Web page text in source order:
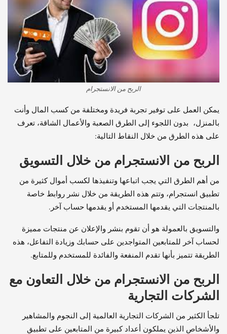
الربح من الانستجرام
يمكن العمل على توفير تجربة فريدة ومختلفة من كسب المال وأنت
بالمنزل، بدون اللجوء إلى الطرق الصعبة والأعمال الشاقة، تعرف
على هذه الطرق من خلال النقاط التالية:
الربح من الانستجرام من خلال التسويق
من أهم الطرق التي يجب اتباعها وتنفيذها لكسب أموال كثيرة من
تطبيق انستجرام، وتتم هذه الطريقة من خلال نشر روابط خاصة
بالمنتجات التي يقدمها المستخدم أو يقدمها حساب آخر.
والتسويق بالعمولة هو أن تقوم بنشر والإعلان عن منتجات مميزة
لحساب آخر للمتابعين المتواجدين على حسابك وزيادة التفاعل، هذه
الطريقة تتميز بأنها تقدم المنفعة والفائدة للمستخدم وللمتابع.
الربح من الانستجرام من خلال التعاون مع
الشركات التجارية
تلجأ الكثير من الشركات التجارية العالمية إلى النجوم والمشاهير
والأشخاص الذين يملكون أعداد كبيرة من المتابعين على تطبيق